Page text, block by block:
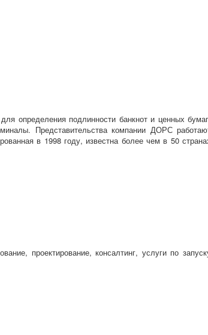
определения подлинности банкнот и ценных
Представительства компании ДОРС
в 1998 году, известна более чем в 50
проектирование, консалтинг, услуги по